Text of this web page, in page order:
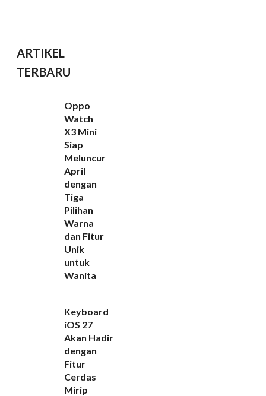
ARTIKEL
TERBARU
Oppo
Watch
X3 Mini
Siap
Meluncur
April
dengan
Tiga
Pilihan
Warna
dan Fitur
Unik
untuk
Wanita
Keyboard
iOS 27
Akan Hadir
dengan
Fitur
Cerdas
Mirip